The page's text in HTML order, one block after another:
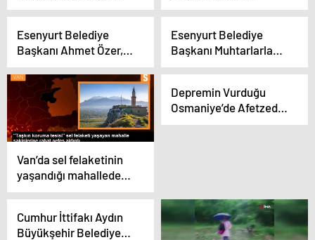
Vatandaşların
Oluyor
Kapısına ‘Katil’ Yazılan
Mesajları Alıyor
Esenyurt Belediye
Başkanı Ahmet Özer,
Muhtarlarla Kahvaltıda
Buluştu
Esenyurt Belediye
Başkanı Muhtarlarla
Kahvaltıda Buluştu
Van’da sel felaketinin
yaşandığı mahallede
taşkın koruma tesisi
Depremin Vurduğu
Osmaniye’de Afetzede
Çocuklara Futbol
Cumhur İttifakı Aydın
Büyükşehir Belediye